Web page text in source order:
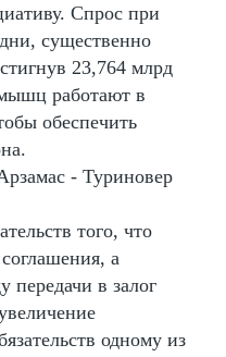
Спрос при
существенно
23,764 млрд
работают в
обеспечить
- Туриновер
того, что
а
передачи в залог
одному из